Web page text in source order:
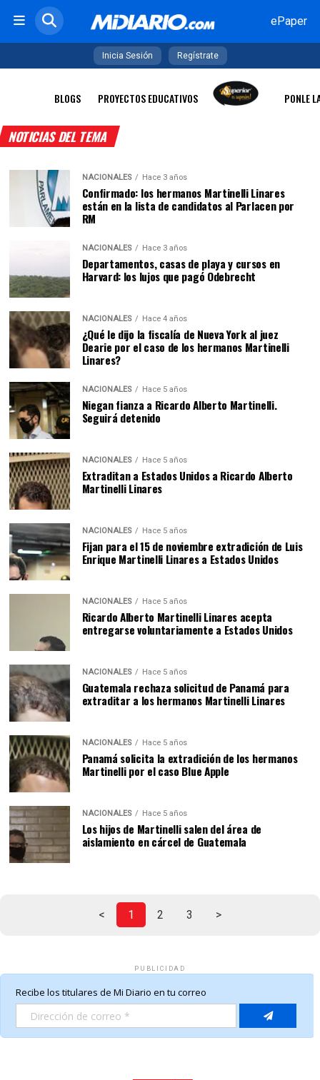
ePaper
Inicia Sesión Regístrate
BLOGS PROYECTOS EDUCATIVOS PONLE
NOTICIAS DEL TEMA
NACIONALES Hace 3 años
Confirmado: los hermanos Martinelli Linares
están en la lista de candidatos al Parlacen por
RM
NACIONALES Hace 3 años
Departamentos, casas de playa y cursos en
Harvard: los lujos que pagó Odebrecht
NACIONALES Hace 4 años
¿Qué le dijo la fiscalía de Nueva York al juez
Dearie por el caso de los hermanos Martinelli
Linares?
NACIONALES Hace 5 años
Niegan fianza a Ricardo Alberto Martinelli.
Seguirá detenido
NACIONALES Hace 5 años
Extraditan a Estados Unidos a Ricardo Alberto
Martinelli Linares
NACIONALES Hace 5 años
Fijan para el 15 de noviembre extradición de Luis
Enrique Martinelli Linares a Estados Unidos
NACIONALES Hace 5 años
Ricardo Alberto Martinelli Linares acepta
entregarse voluntariamente a Estados Unidos
NACIONALES Hace 5 años
Guatemala rechaza solicitud de Panamá para
extraditar a los hermanos Martinelli Linares
NACIONALES Hace 5 años
Panamá solicita la extradición de los hermanos
Martinelli por el caso Blue Apple
NACIONALES Hace 5 años
Los hijos de Martinelli salen del área de
aislamiento en cárcel de Guatemala
< 1 2 3 >
PUBLICIDAD